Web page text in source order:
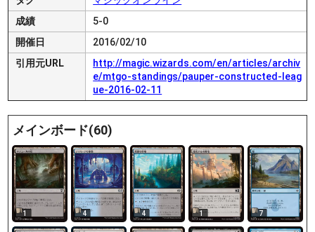
成績
5-0
開催日
2016/02/10
引用元URL
http://magic.wizards.com/en/articles/archiv
e/mtgo-standings/pauper-constructed-leag
ue-2016-02-11
メインボード(60)
1 4 4 1 7